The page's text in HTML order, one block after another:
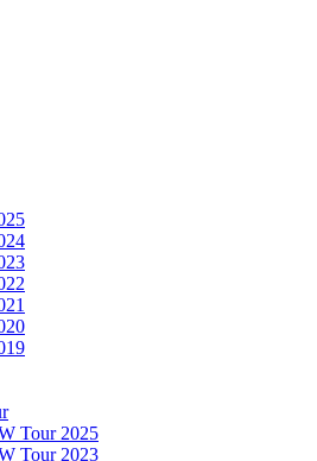
Tour 2025
Tour 2023